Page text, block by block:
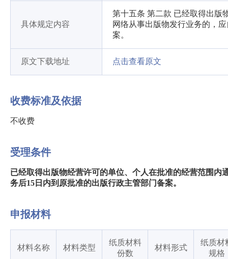
具体规定内容
第十五条 第二款 已经取得出版
网络从事出版物发行业务的，
案。
原文下载地址 点击查看原文
收费标准及依据
不收费
受理条件
已经取得出版物经营许可的单位、个人在批准的经营范围
务后15日内到原批准的出版行政主管部门备案。
申报材料
材料名称 材料类型
纸质材料
份数
材料形式
纸质材
规格